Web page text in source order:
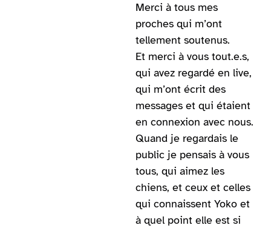
Merci à tous mes
proches qui m’ont
tellement soutenus.
Et merci à vous tout.e.s,
qui avez regardé en live,
qui m’ont écrit des
messages et qui étaient
en connexion avec nous.
Quand je regardais le
public je pensais à vous
tous, qui aimez les
chiens, et ceux et celles
qui connaissent Yoko et
à quel point elle est si